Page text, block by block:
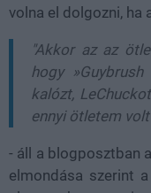
volna el dolgozni, ha
"Akkor az az
hogy
kalózt,
ennyi ötletem
- áll a blogposztban
elmondása szerint